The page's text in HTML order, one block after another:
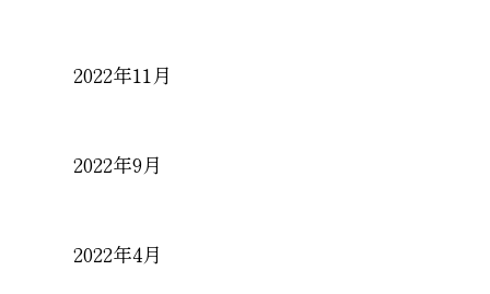
2022年11月
2022年9月
2022年4月